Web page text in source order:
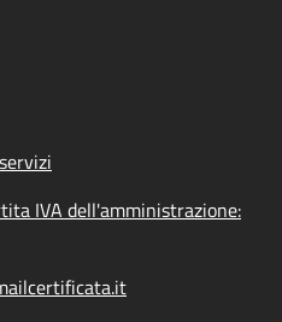
IVA dell'amministrazione: